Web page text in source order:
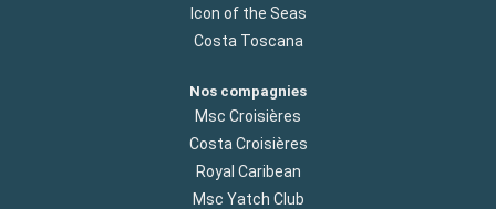
Icon of the Seas
Costa Toscana
Nos compagnies
Msc Croisières
Costa Croisières
Royal Caribean
Msc Yatch Club